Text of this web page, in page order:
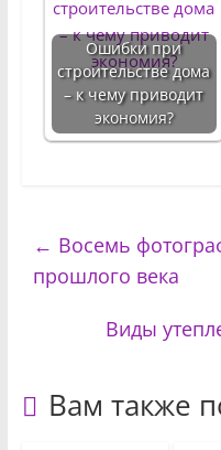
Ошибки при
строительстве дома
– к чему приводит
экономия?
← Восемь
прошлого века
Виды
Вам также